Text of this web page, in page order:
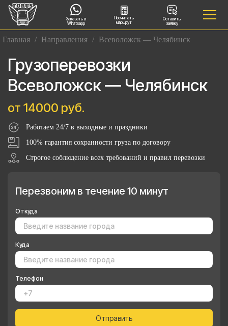
Заказать в
Whatsapp
Посчитать
маршрут
Оставить
заявку
Главная / Направления / Всеволожск — Челябинск
Грузоперевозки
Всеволожск — Челябинск
от 14000 руб.
Работаем 24/7 в выходные и праздники
100% гарантия сохранности груза по договору
Строгое соблюдение всех требований и правил перевозки
Перезвоним в течение 10 минут
Откуда
Куда
Телефон